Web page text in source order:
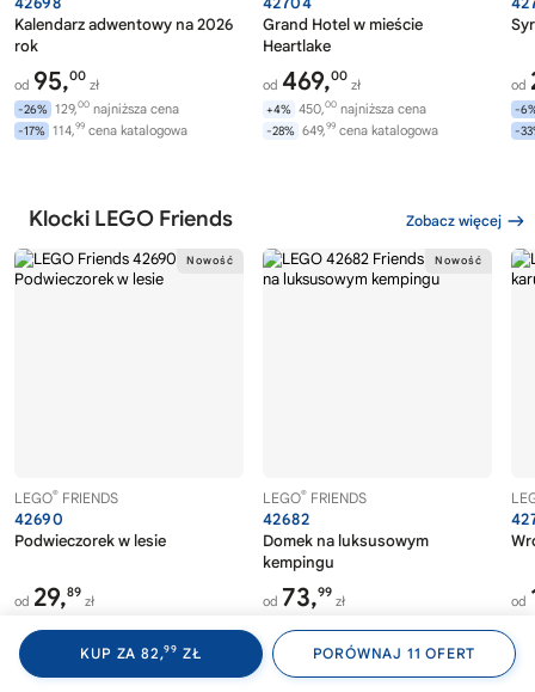
Kalendarz adwentowy na 2026
rok
od 95,00
zł
-26% 129,00 najniższa cena
-17% 114,99 cena katalogowa
Grand Hotel w mieście
Heartlake
od 469,00
zł
+4% 450,00 najniższa cena
-28% 649,99 cena katalogowa
od
-
-
Klocki LEGO Friends Zobacz więcej
LEGO® FRIENDS
42690
Podwieczorek w lesie
od 29,89
zł
-29% cena katalogowa
LEGO® FRIENDS
42682
Domek na luksusowym
kempingu
od 73,99
zł
-30% 104, cena katalogowa
od
-
KUP ZA 82,99 ZŁ PORÓWNAJ 11 OFERT